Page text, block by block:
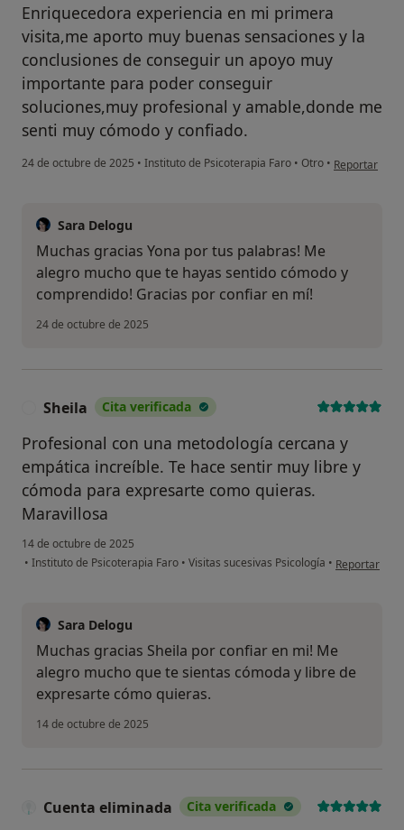
Enriquecedora experiencia en mi primera
visita,me aporto muy buenas sensaciones y la
conclusiones de conseguir un apoyo muy
importante para poder conseguir
soluciones,muy profesional y amable,donde me
senti muy cómodo y confiado.
24 de octubre de 2025 • Instituto de Psicoterapia Faro • Otro • en opinión
Reportar
Sara Delogu
Muchas gracias Yona por tus palabras! Me
alegro mucho que te hayas sentido cómodo y
comprendido! Gracias por confiar en mí!
24 de octubre de 2025
Sheila Cita verificada
Profesional con una metodología cercana y
empática increíble. Te hace sentir muy libre y
cómoda para expresarte como quieras.
Maravillosa
14 de octubre de 2025
• Instituto de Psicoterapia Faro • Visitas sucesivas Psicología • en opinión
Reportar
Sara Delogu
Muchas gracias Sheila por confiar en mi! Me
alegro mucho que te sientas cómoda y libre de
expresarte cómo quieras.
14 de octubre de 2025
Cuenta eliminada Cita verificada